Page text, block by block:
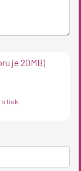
je 20MB)
tisk.